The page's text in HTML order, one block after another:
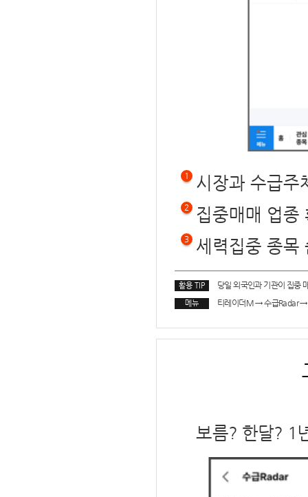
1 시장과 수급주
2 집중매매 업종
3 세력집중 종목
활용 TIP 당일 외국인과 기관이 집중
메뉴 티레이더M→수급Radar→
보름? 한달? 1